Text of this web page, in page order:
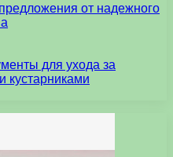
от надежного
для ухода за
кустарниками